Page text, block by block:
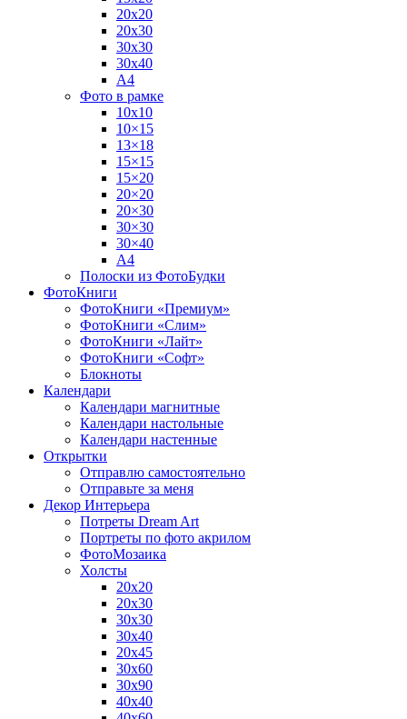
20х20
20х30
30х30
30х40
А4
Фото в рамке
10х10
10×15
13×18
15×15
15×20
20×20
20×30
30×30
30×40
A4
Полоски из ФотоБудки
ФотоКниги
ФотоКниги «Премиум»
ФотоКниги «Слим»
ФотоКниги «Лайт»
ФотоКниги «Софт»
Блокноты
Календари
Календари магнитные
Календари настольные
Календари настенные
Открытки
Отправлю самостоятельно
Отправьте за меня
Декор Интерьера
Потреты Dream Art
Портреты по фото акрилом
ФотоМозаика
Холсты
20х20
20х30
30х30
30х40
20х45
30х60
30х90
40х40